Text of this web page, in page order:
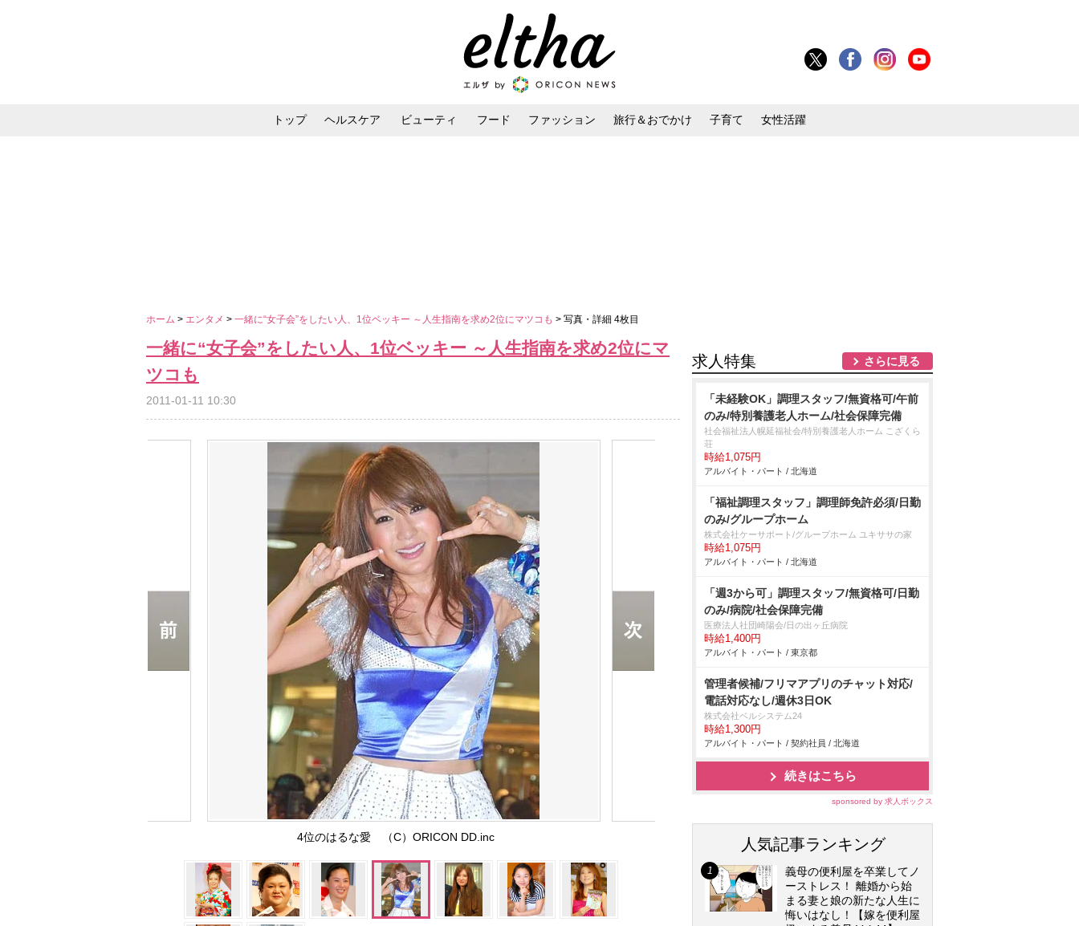
トップ ヘルスケア ビューティ フード ファッション 旅行＆おでかけ 子育て 女性活躍
ホーム > エンタメ > 一緒に“女子会”をしたい人、1位ベッキー ～人生指南を求め2位にマツコも > 写真・詳細 4枚目
一緒に“女子会”をしたい人、1位ベッキー ～人生指南を求め2位にマ
ツコも
2011-01-11 10:30
4位のはるな愛 （C）ORICON DD.inc
求人特集 さらに見る
「未経験OK」調理スタッフ/無資格可/午前
のみ/特別養護老人ホーム/社会保障完備
社会福祉法人幌延福祉会/特別養護老人ホーム こざくら
荘
時給1,075円
アルバイト・パート / 北海道
「福祉調理スタッフ」調理師免許必須/日勤
のみ/グループホーム
株式会社ケーサポート/グループホーム ユキササの家
時給1,075円
アルバイト・パート / 北海道
「週3から可」調理スタッフ/無資格可/日勤
のみ/病院/社会保障完備
医療法人社団崎陽会/日の出ヶ丘病院
時給1,400円
アルバイト・パート / 東京都
管理者候補/フリマアプリのチャット対応/
電話対応なし/週休3日OK
株式会社ベルシステム24
時給1,300円
アルバイト・パート / 契約社員 / 北海道
続きはこちら
sponsored by 求人ボックス
人気記事ランキング
義母の便利屋を卒業してノ
ーストレス！ 離婚から始
まる妻と娘の新たな人生に
悔いはなし！【嫁を便利屋